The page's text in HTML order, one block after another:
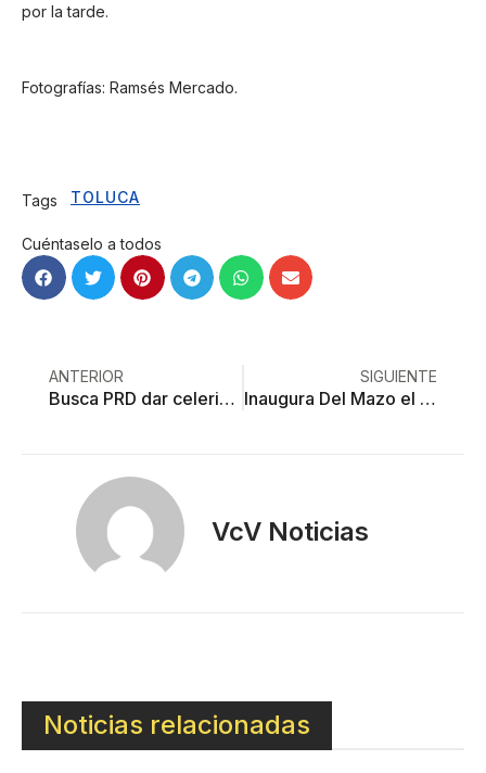
por la tarde.
Fotografías: Ramsés Mercado.
Tags TOLUCA
Cuéntaselo a todos
ANTERIOR
Busca PRD dar celeridad a la disolución de divorcios
SIGUIENTE
Inaugura Del Mazo el Corredor de la Plástica Mexiquense
VcV Noticias
Noticias relacionadas